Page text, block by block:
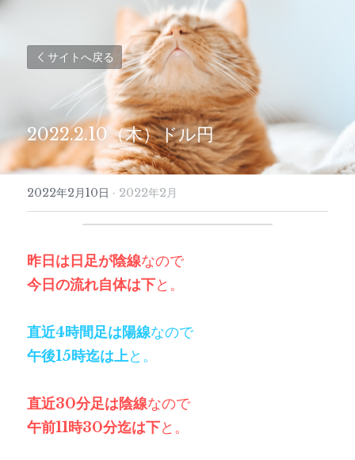
サイトへ戻る
2022.2.10（木）ドル円
2022年2月10日 · 2022年2月
昨日は日足が陰線なので
今日の流れ自体は下と。
直近4時間足は陽線なので
午後15時迄は上と。
直近30分足は陰線なので
午前11時30分迄は下と。